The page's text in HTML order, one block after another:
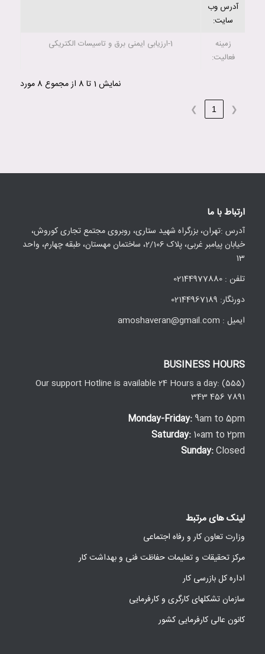
آدرس وب
سایت:
زمینه
فعالیت:
1-ارزیابی ایمنی برق و تاسیسات الکتریکی
نمایش 1 تا 8 از مجموع 8 مورد
❮
1
❯
ارتباط با ما
آدرس :تهران، بزرگراه شهید ستاری، روبروی مجتمع تجاری کوروش،
خیابان پیامبر غربی، پلاک 2/106، ساختمان مهستان، طبقه چهارم، واحد
13
تلفن : 02144977880
دورنگار: 02144967189
ایمیل : amoshaveran@gmail.com
BUSINESS HOURS
Our support Hotline is available 24 Hours a day: (555)
343 456 7891
Monday-Friday: 9am to 5pm
Saturday: 10am to 2pm
Sunday:Closed
لینک های مرتبط
وزارت تعاون کار و رفاه اجتماعی
مرکز تحقیقات و تعلیمات حفاظت فنی و بهداشت کار
اداره کل بازرسی کار
سازمان تشکلهای کارگری و کارفرمایی
کانون عالی کارفرمایی کشور